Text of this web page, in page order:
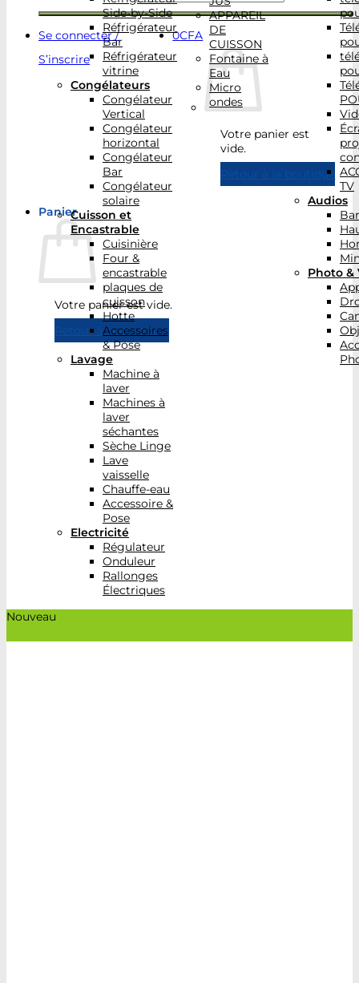
Se connecter /
S’inscrire
0CFA
Votre panier est
vide.
Retour à la boutique
Panier
Votre panier est vide.
Retour à la boutique
Side-by-Side
Réfrigérateur
Bar
Réfrigérateur
vitrine
Congélateurs
Congélateur
Vertical
Congélateur
horizontal
Congélateur
Bar
Congélateur
solaire
Cuisson et
Encastrable
Cuisinière
Four &
encastrable
plaques de
cuisson
Hotte
Accessoires
& Pose
Lavage
Machine à
laver
Machines à
laver
séchantes
Sèche Linge
Lave
vaisselle
Chauffe-eau
Accessoire &
Pose
Electricité
Régulateur
Onduleur
Rallonges
Électriques
APPAREIL
DE
CUISSON
Fontaine à
Eau
Micro
ondes
TV
Audios
Photo &
Nouveau